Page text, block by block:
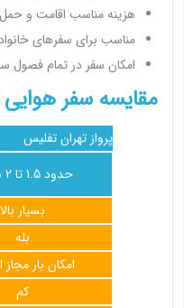
هزینه مناسب اقامت و
مناسب برای سفرهای
امکان سفر در تمام فصول
مقایسه سفر
پرواز تهران تفلیس
حدود 1.5 تا 2 ساعت
بسیار بالا
بله
امکان بار مجاز
کم